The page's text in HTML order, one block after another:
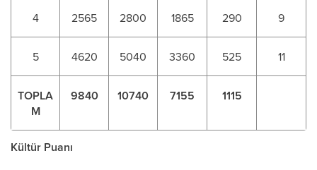
4 2565 2800 1865 290 9
5 4620 5040 3360 525 11
TOPLA
M
9840 10740 7155 1115
Kültür Puanı